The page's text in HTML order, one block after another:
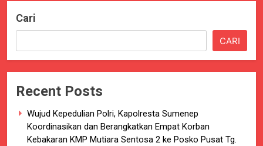
Cari
CARI
Recent Posts
Wujud Kepedulian Polri, Kapolresta Sumenep
Koordinasikan dan Berangkatkan Empat Korban
Kebakaran KMP Mutiara Sentosa 2 ke Posko Pusat Tg.